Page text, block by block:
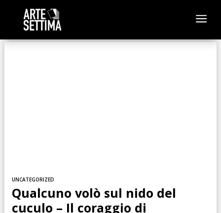
a
UNCATEGORIZED
Qualcuno volò sul nido del
cuculo – Il coraggio di